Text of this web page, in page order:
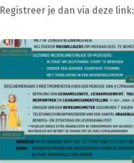
Registreer je dan via deze link: